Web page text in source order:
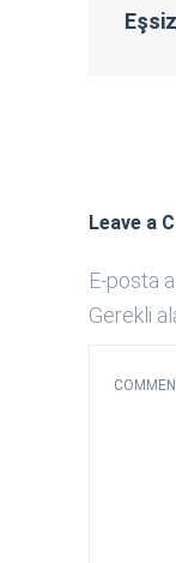
Leave a
E-posta
Gerekli